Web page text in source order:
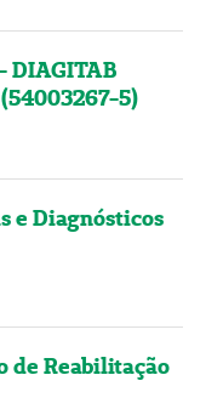
DIAGITAB
5)
e Diagnósticos
de Reabilitação